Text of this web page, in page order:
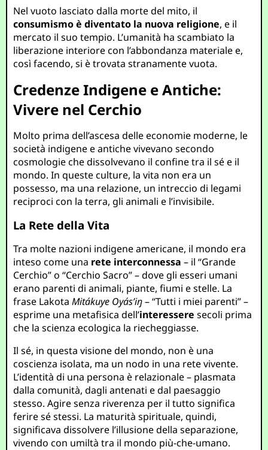
Nel vuoto lasciato dalla morte del mito, il
consumismo è diventato la nuova religione, e il
mercato il suo tempio. L’umanità ha scambiato la
liberazione interiore con l’abbondanza materiale e,
così facendo, si è trovata stranamente vuota.
Credenze Indigene e Antiche:
Vivere nel Cerchio
Molto prima dell’ascesa delle economie moderne, le
società indigene e antiche vivevano secondo
cosmologie che dissolvevano il confine tra il sé e il
mondo. In queste culture, la vita non era un
possesso, ma una relazione, un intreccio di legami
reciproci con la terra, gli animali e l’invisibile.
La Rete della Vita
Tra molte nazioni indigene americane, il mondo era
inteso come una rete interconnessa – il “Grande
Cerchio” o “Cerchio Sacro” – dove gli esseri umani
erano parenti di animali, piante, fiumi e stelle. La
frase LakotaMitákuye Oyás’iŋ– “Tutti i miei parenti” –
esprime una metafisica dell’interessere secoli prima
che la scienza ecologica la riecheggiasse.
Il sé, in questa visione del mondo, non è una
coscienza isolata, ma un nodo in una rete vivente.
L’identità di una persona è relazionale – plasmata
dalla comunità, dagli antenati e dal paesaggio
stesso. Agire senza riverenza per il tutto significa
ferire sé stessi. La maturità spirituale, quindi,
significava dissolvere l’illusione della separazione,
vivendo con umiltà tra il mondo più-che-umano.